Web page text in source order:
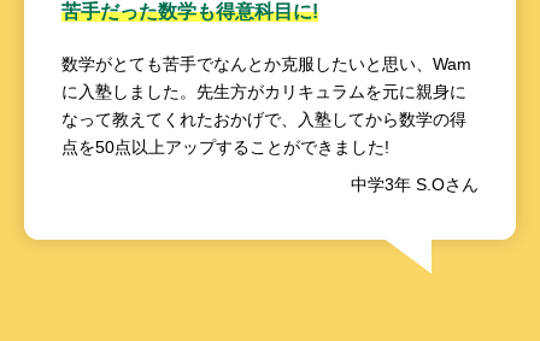
苦手だった数学も得意科目に!
数学がとても苦手でなんとか克服したいと思い、Wam
に入塾しました。先生方がカリキュラムを元に親身に
なって教えてくれたおかげで、入塾してから数学の得
点を50点以上アップすることができました!
中学3年 S.Oさん